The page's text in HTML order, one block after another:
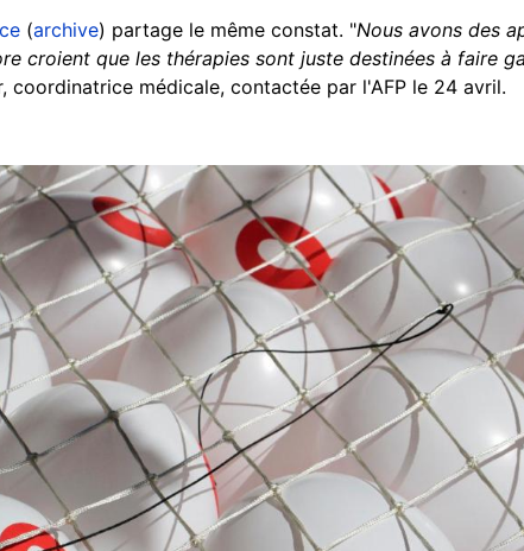
(archive) partage le même constat. "Nous avons des
croient que les thérapies sont juste destinées à faire
coordinatrice médicale, contactée par l'AFP le 24 avril.